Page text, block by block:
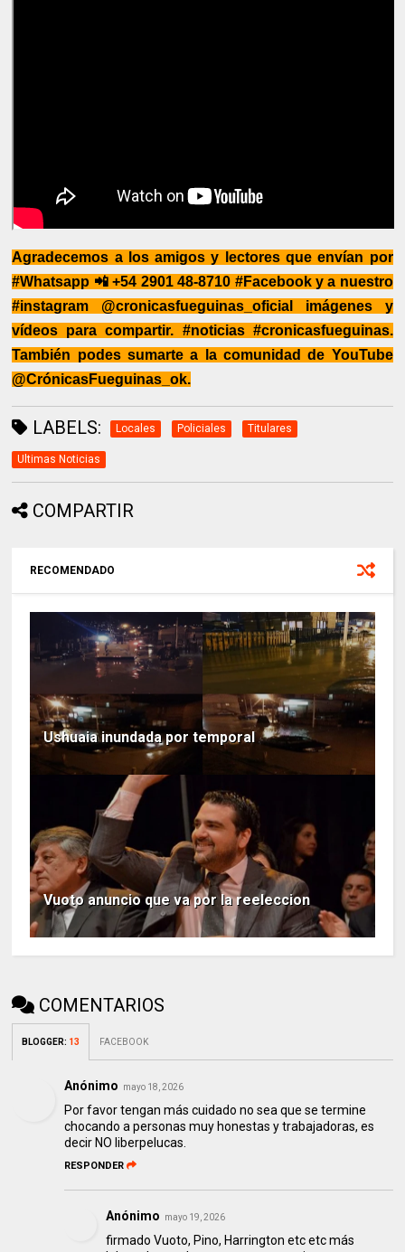
Agradecemos a los amigos y lectores que envían por
#Whatsapp 📲 +54 2901 48-8710 #Facebook y a nuestro
#instagram @cronicasfueguinas_oficial imágenes y
vídeos para compartir. #noticias #cronicasfueguinas.
También podes sumarte a la comunidad de YouTube
@CrónicasFueguinas_ok.
LABELS: Locales Policiales Titulares
Ultimas Noticias
COMPARTIR
RECOMENDADO
Ushuaia inundada por temporal
Vuoto anuncio que va por la reeleccion
COMENTARIOS
BLOGGER: 13 FACEBOOK
Anónimo mayo 18, 2026
Por favor tengan más cuidado no sea que se termine
chocando a personas muy honestas y trabajadoras, es
decir NO liberpelucas.
RESPONDER
Anónimo mayo 19, 2026
firmado Vuoto, Pino, Harrington etc etc más